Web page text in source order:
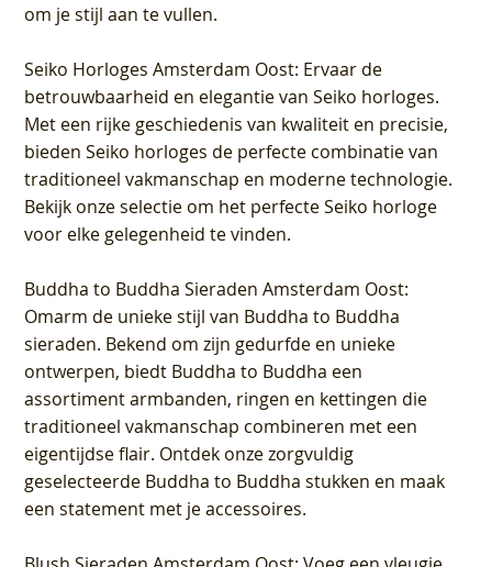
om je stijl aan te vullen.
Seiko Horloges Amsterdam Oost: Ervaar de
betrouwbaarheid en elegantie van Seiko horloges.
Met een rijke geschiedenis van kwaliteit en precisie,
bieden Seiko horloges de perfecte combinatie van
traditioneel vakmanschap en moderne technologie.
Bekijk onze selectie om het perfecte Seiko horloge
voor elke gelegenheid te vinden.
Buddha to Buddha Sieraden Amsterdam Oost:
Omarm de unieke stijl van Buddha to Buddha
sieraden. Bekend om zijn gedurfde en unieke
ontwerpen, biedt Buddha to Buddha een
assortiment armbanden, ringen en kettingen die
traditioneel vakmanschap combineren met een
eigentijdse flair. Ontdek onze zorgvuldig
geselecteerde Buddha to Buddha stukken en maak
een statement met je accessoires.